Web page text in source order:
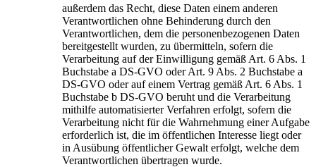
außerdem das Recht, diese Daten einem anderen
Verantwortlichen ohne Behinderung durch den
Verantwortlichen, dem die personenbezogenen Daten
bereitgestellt wurden, zu übermitteln, sofern die
Verarbeitung auf der Einwilligung gemäß Art. 6 Abs. 1
Buchstabe a DS-GVO oder Art. 9 Abs. 2 Buchstabe a
DS-GVO oder auf einem Vertrag gemäß Art. 6 Abs. 1
Buchstabe b DS-GVO beruht und die Verarbeitung
mithilfe automatisierter Verfahren erfolgt, sofern die
Verarbeitung nicht für die Wahrnehmung einer Aufgabe
erforderlich ist, die im öffentlichen Interesse liegt oder
in Ausübung öffentlicher Gewalt erfolgt, welche dem
Verantwortlichen übertragen wurde.